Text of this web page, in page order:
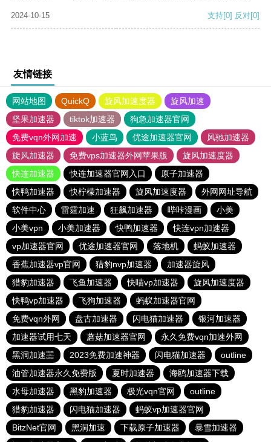
2024-10-15 支持[0] 反对[0]
友情链接
网站地图 QuickQ 旋风加速度器
旋风加速
坚果加速器
tiktok加速器
狗急加速器官网
免费vqn外网加速
小蓝鸟 优途加速器官网
风驰加速器
旋风加速器
免费vps加速器外网苹果版
旋风加速度器
快连加速器
快连加速器官网入口
原子加速器
快鸭加速器
快柠檬加速器 旋风加速度器
外网网址导航
软件中心
雷霆加速 狂飙加速器 哔咔漫画
小美
小美vpn
小美加速器 快鸭加速器
快连vρn加速器
vp加速器官网
优途加速器官网 落地机
蚂蚁加速器
香蕉加速器vp官网
猎豹nvp加速器
加速器旋风
猎豹加速器
飞鱼加速器 快喵vp加速器
旋风加速度器
快鸭vp加速器
飞狗加速器
蚂蚁加速器官网
免费vqn外网
盘古加速器 闪电猫加速器
银河加速器
加速器试用七天
蘑菇加速器官网
永久免费vqn加速外网
黑洞加速噐
2023免费加速神器 闪电猫加速器
outline
油管加速器永久免费版
夏时加速器
海鸥加速器下载
水母加速器
黑豹加速器 极光vqn官网
outline
猎豹加速器
闪电猫加速器
蚂蚁vp加速器官网
BitzNet官网
黑洞加速 下载原子加速器
暴雪加速器